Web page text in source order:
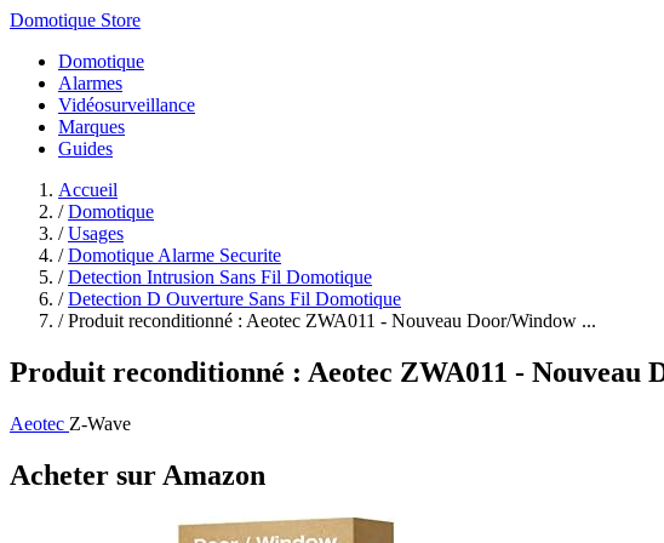
Domotique Store
Domotique
Alarmes
Vidéosurveillance
Marques
Guides
Accueil
/ Domotique
/ Usages
/ Domotique Alarme Securite
/ Detection Intrusion Sans Fil Domotique
/ Detection D Ouverture Sans Fil Domotique
/ Produit reconditionné : Aeotec ZWA011 - Nouveau Door/Window ...
Produit reconditionné : Aeotec ZWA011 -
Aeotec Z-Wave
Acheter sur Amazon